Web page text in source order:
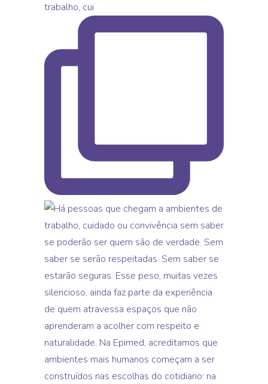
trabalho, cui